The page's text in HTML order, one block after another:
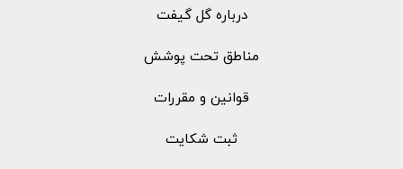
درباره گل گیفت
مناطق تحت پوشش
قوانین و مقررات
ثبت شکایت